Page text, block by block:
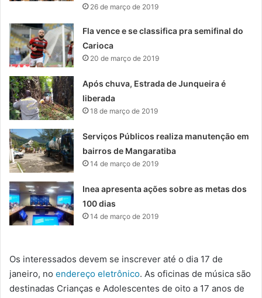
26 de março de 2019
Fla vence e se classifica pra semifinal do
Carioca
20 de março de 2019
Após chuva, Estrada de Junqueira é
liberada
18 de março de 2019
Serviços Públicos realiza manutenção em
bairros de Mangaratiba
14 de março de 2019
Inea apresenta ações sobre as metas dos
100 dias
14 de março de 2019
Os interessados devem se inscrever até o dia 17 de
janeiro, no endereço eletrônico. As oficinas de música são
destinadas Crianças e Adolescentes de oito a 17 anos de